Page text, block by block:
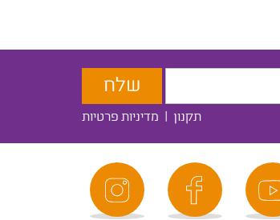
תקנון | מדיניות פרטיות